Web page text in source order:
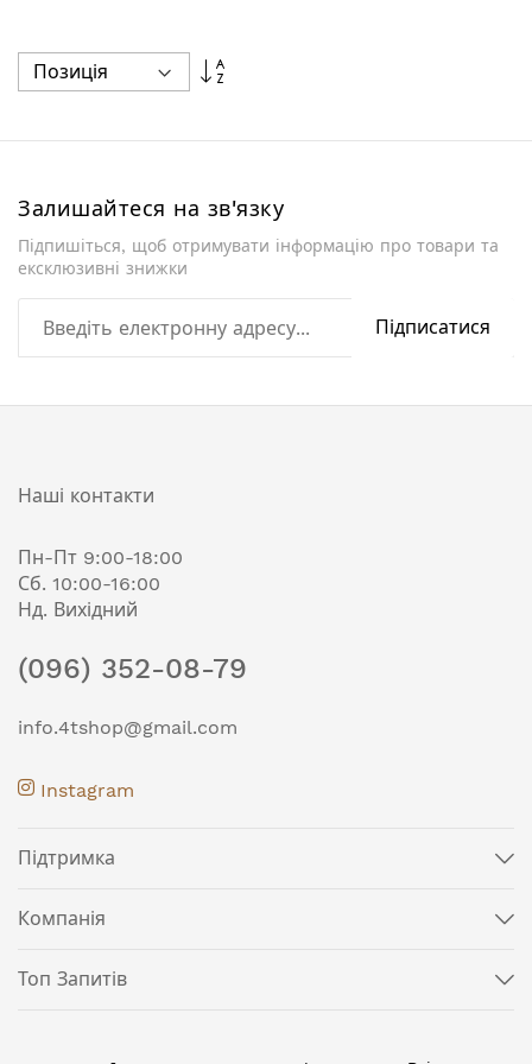
Сортувати
Залишайтеся на зв'язку
Підпишіться, щоб отримувати інформацію про товари та
ексклюзивні знижки
Підписатися
Наші контакти
Пн-Пт 9:00-18:00
Сб. 10:00-16:00
Нд. Вихідний
(096) 352-08-79
info.4tshop@gmail.com
Instagram
Підтримка
Компанія
Топ Запитів